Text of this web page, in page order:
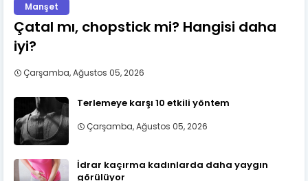
Manşet
Çatal mı, chopstick mi? Hangisi daha
iyi?
Çarşamba, Ağustos 05, 2026
Terlemeye karşı 10 etkili yöntem
Çarşamba, Ağustos 05, 2026
İdrar kaçırma kadınlarda daha yaygın
görülüyor